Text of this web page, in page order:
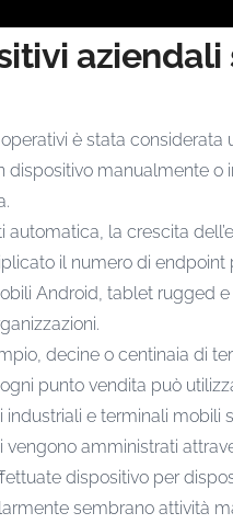
è stata
dispositivo manualmente
la crescita
il numero di
Android, tablet rugged
decine o centinaia di
, ogni punto vendita può
industriali e terminali
amministrati
dispositivo per
sembrano attività